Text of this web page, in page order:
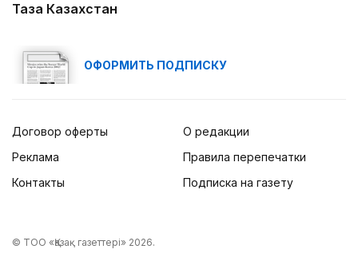
Таза Казахстан
ОФОРМИТЬ ПОДПИСКУ
Договор оферты
Реклама
Контакты
О редакции
Правила перепечатки
Подписка на газету
© ТОО «Қазақ газеттері» 2026.